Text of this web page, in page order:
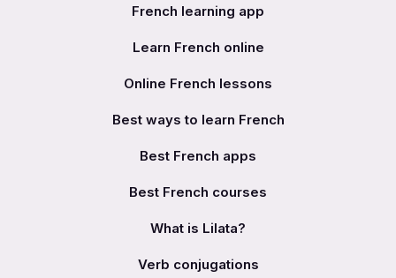
French learning app
Learn French online
Online French lessons
Best ways to learn French
Best French apps
Best French courses
What is Lilata?
Verb conjugations